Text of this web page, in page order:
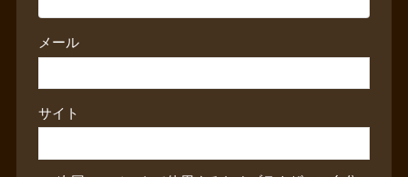
メール
サイト